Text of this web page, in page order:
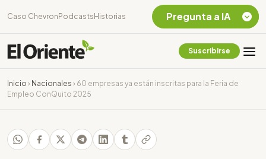
Caso Chevron Podcasts Historias
Suscribirse
Inicio › Nacionales › 60 empresas ya están inscritas para la Feria de
Empleo ConQuito 2025
Pregunta a IA
Chevron Ecuador